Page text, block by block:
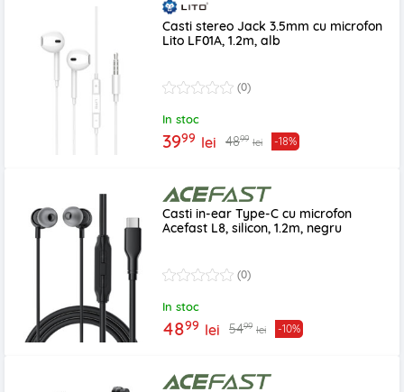
Casti stereo Jack 3.5mm cu microfon
Lito LF01A, 1.2m, alb
(0)
In stoc
3999 lei 4899 lei -18%
Casti in-ear Type-C cu microfon
Acefast L8, silicon, 1.2m, negru
(0)
In stoc
4899 lei 5499 lei -10%